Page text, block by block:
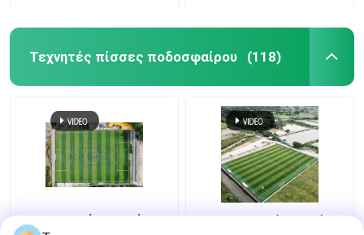
Τεχνητές πίσσες ποδοσφαίρου (118)
Εξαιρετική αντοχή
Πιστοποιημένα από